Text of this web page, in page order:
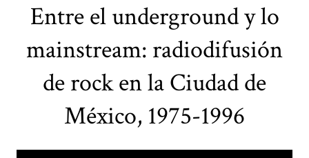
Entre el underground y lo
mainstream: radiodifusión
de rock en la Ciudad de
México, 1975-1996